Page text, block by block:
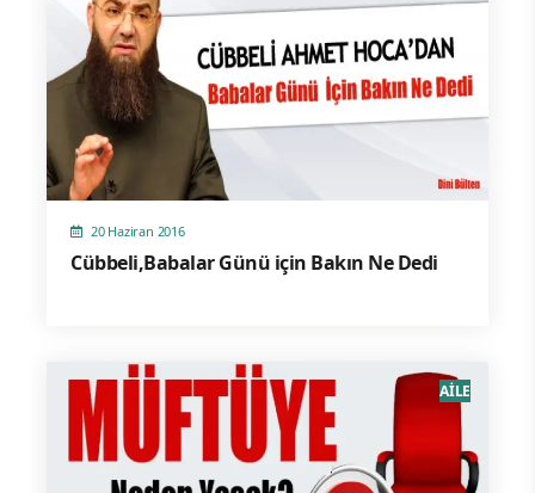
20 Haziran 2016
Cübbeli,Babalar Günü için Bakın Ne Dedi
AİLE